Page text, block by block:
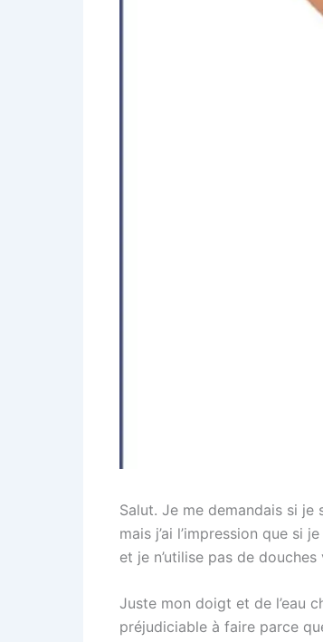
Salut. Je me demandais si je
mais j’ai l’impression que si
et je n’utilise pas de douches
Juste mon doigt et de l’eau
préjudiciable à faire parce